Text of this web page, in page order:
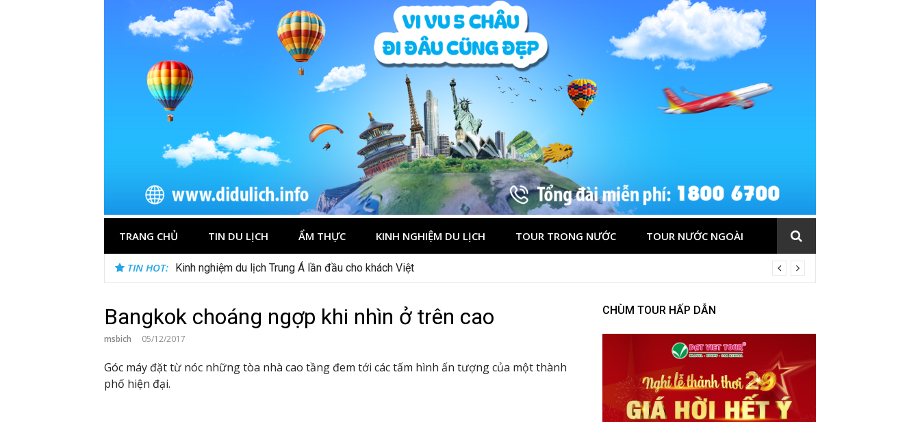
TRANG CHỦ TIN DU LỊCH ẨM THỰC KINH NGHIỆM DU LỊCH TOUR TRONG NƯỚC TOUR NƯỚC NGOÀI
TIN HOT: Kinh nghiệm du lịch Trung Á lần đầu cho khách Việt
Bangkok choáng ngợp khi nhìn ở trên cao
msbich 05/12/2017
Góc máy đặt từ nóc những tòa nhà cao tầng đem tới các tấm hình ấn tượng của một thành
phố hiện đại.
CHÙM TOUR HẤP DẪN